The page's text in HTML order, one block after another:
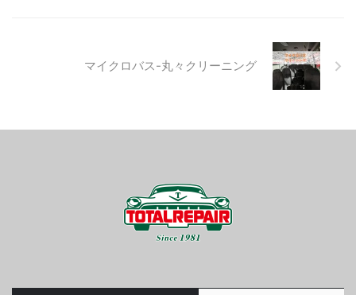
マイクロバス-丸々クリーニング